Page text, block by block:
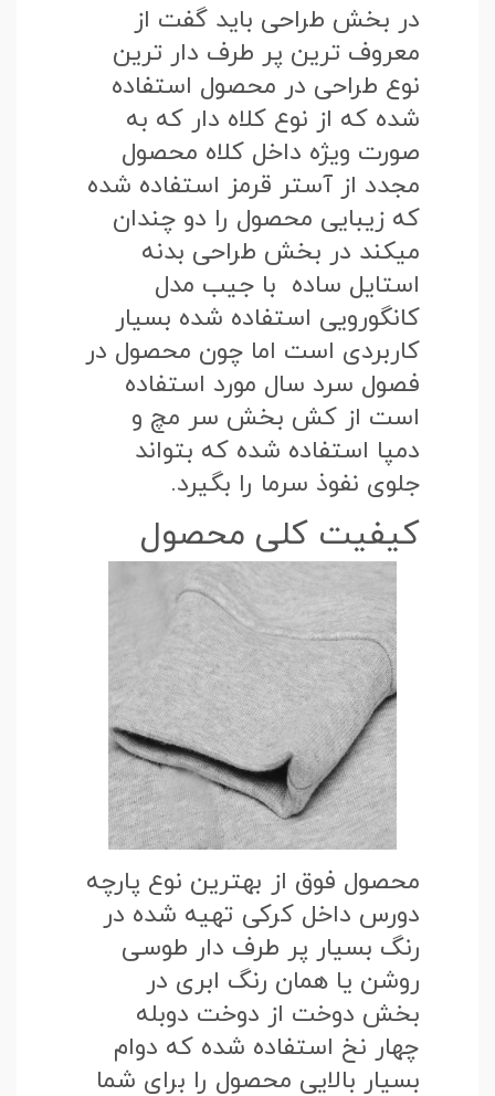
در بخش طراحی باید گفت از
معروف ترین پر طرف دار ترین
نوع طراحی در محصول استفاده
شده که از نوع کلاه دار که به
صورت ویژه داخل کلاه محصول
مجدد از آستر قرمز استفاده شده
که زیبایی محصول را دو چندان
میکند در بخش طراحی بدنه
استایل ساده با جیب مدل
کانگورویی استفاده شده بسیار
کاربردی است اما چون محصول در
فصول سرد سال مورد استفاده
است از کش بخش سر مچ و
دمپا استفاده شده که بتواند
جلوی نفوذ سرما را بگیرد.
کیفیت کلی محصول
محصول فوق از بهترین نوع پارچه
دورس داخل کرکی تهیه شده در
رنگ بسیار پر طرف دار طوسی
روشن یا همان رنگ ابری در
بخش دوخت از دوخت دوبله
چهار نخ استفاده شده که دوام
بسیار بالایی محصول را برای شما